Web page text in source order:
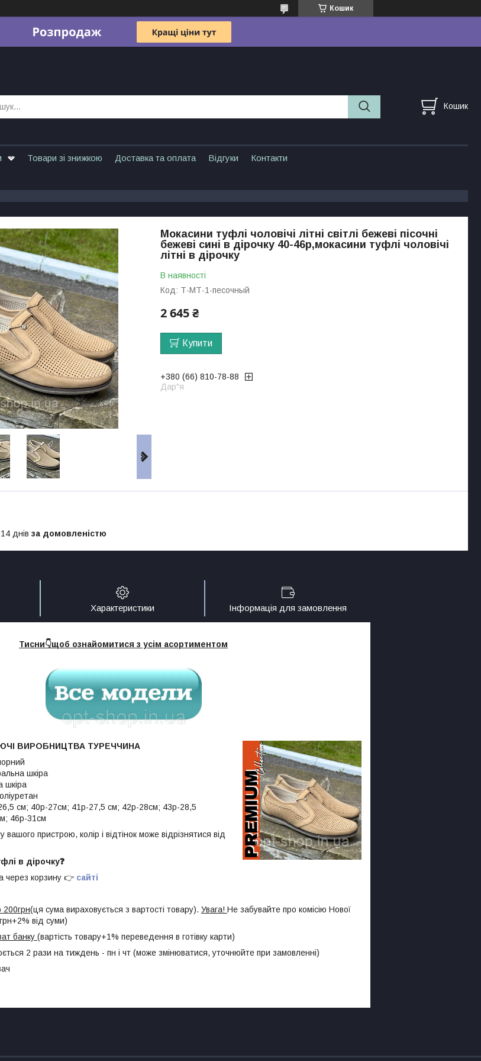
Кошик
Кошик
Товари зі знижкою Доставка та оплата Відгуки Контакти
Мокасини туфлі чоловічі літні світлі бежеві пісочні
бежеві сині в дірочку 40-46р,мокасини туфлі чоловічі
літні в дірочку
В наявності
Код: Т-МТ-1-песочный
2 645 ₴
Купити
+380 (66) 810-78-88
Дар"я
днів за домовленістю
Характеристики Інформація для замовлення
Тисни👇щоб ознайомитися з усім асортиментом
ВИРОБНИЦТВА ТУРЕЧЧИНА
шкіра
шкіра
см; 40р-27см; 41р-27,5 см; 42р-28см; 43р-28,5
46р-31см
пристрою, колір і відтінок може відрізнятися від
в дірочку❓
корзину 👉 сайті
200грн(ця сума вираховується з вартості товару). Увага! Не забувайте про комісію Нової
від суми)
банку (вартість товару+1% переведення в готівку карти)
2 рази на тиждень - пн і чт (може змінюватися, уточнюйте при замовленні)